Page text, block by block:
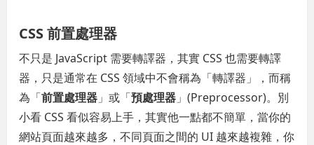
CSS 前置處理器
不只是 JavaScript 需要轉譯器，其實 CSS 也需要轉譯
器，只是通常在 CSS 領域中不會稱為「轉譯器」，而稱
為「前置處理器 」或「預處理器 」(Preprocessor)。別
小看 CSS 看似容易上手，其實他一點都不簡單，當你的
網站頁面越來越多，不同頁面之間的 UI 越來越複雜，你